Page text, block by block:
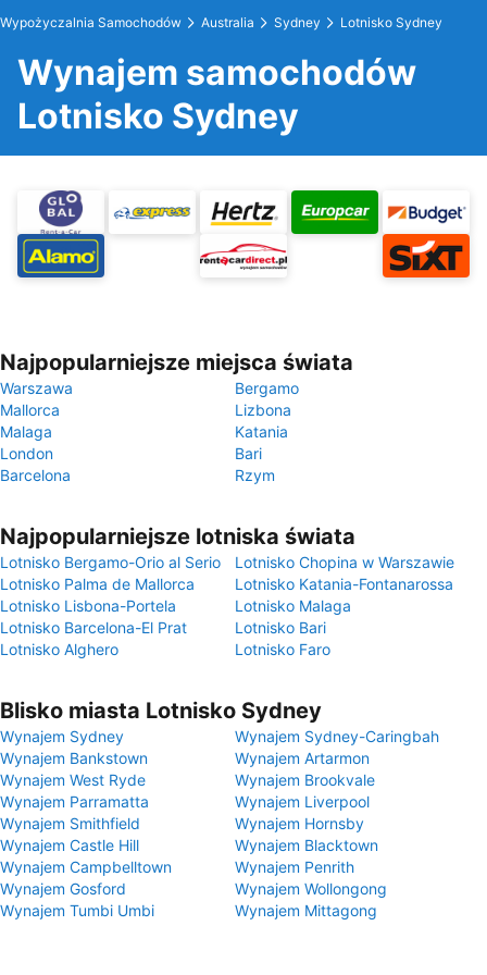
Wypożyczalnia Samochodów Australia Sydney Lotnisko Sydney
Wynajem samochodów
Lotnisko Sydney
Najpopularniejsze miejsca świata
Warszawa
Bergamo
Mallorca
Lizbona
Malaga
Katania
London
Bari
Barcelona
Rzym
Najpopularniejsze lotniska świata
Lotnisko Bergamo-Orio al Serio
Lotnisko Chopina w Warszawie
Lotnisko Palma de Mallorca
Lotnisko Katania-Fontanarossa
Lotnisko Lisbona-Portela
Lotnisko Malaga
Lotnisko Barcelona-El Prat
Lotnisko Bari
Lotnisko Alghero
Lotnisko Faro
Blisko miasta Lotnisko Sydney
Wynajem Sydney
Wynajem Sydney-Caringbah
Wynajem Bankstown
Wynajem Artarmon
Wynajem West Ryde
Wynajem Brookvale
Wynajem Parramatta
Wynajem Liverpool
Wynajem Smithfield
Wynajem Hornsby
Wynajem Castle Hill
Wynajem Blacktown
Wynajem Campbelltown
Wynajem Penrith
Wynajem Gosford
Wynajem Wollongong
Wynajem Tumbi Umbi
Wynajem Mittagong